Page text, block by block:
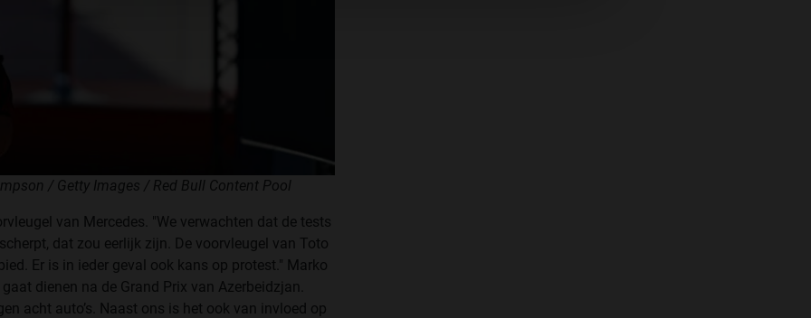
/ Getty Images / Red Bull Content Pool
van Mercedes. "We verwachten dat de tests
dat zou eerlijk zijn. De voorvleugel van Toto
Er is in ieder geval ook kans op protest." Marko
dienen na de Grand Prix van Azerbeidzjan.
acht auto’s. Naast ons is het ook van invloed op